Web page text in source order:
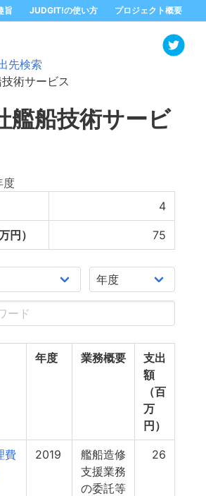
旨 JUDGIT!の使い方 プロジェクト概要
先検索
術サービス
艦船技術サービ
度
4
円） 75
年度 業務概要
支出
額
（百
万
円）
費
2019
艦船造修
支援業務
の委託等
26